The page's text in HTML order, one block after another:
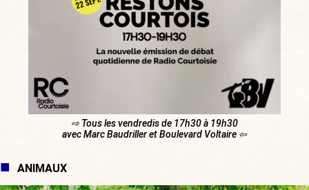
⇨ Tous les vendredis de 17h30 à 19h30
avec Marc Baudriller et Boulevard Voltaire ⇦
ANIMAUX